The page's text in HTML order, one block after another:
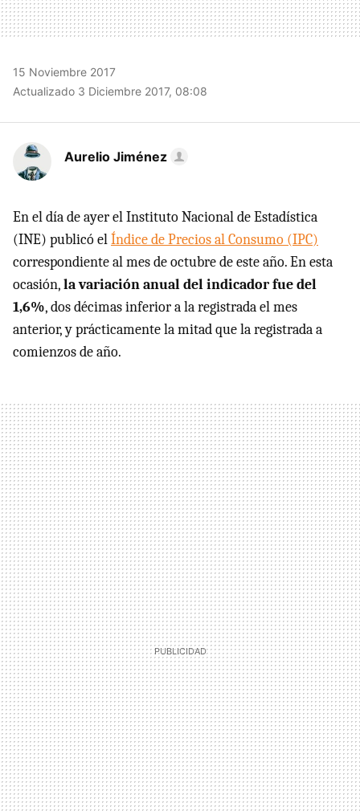
15 Noviembre 2017
Actualizado 3 Diciembre 2017, 08:08
Aurelio Jiménez
En el día de ayer el Instituto Nacional de Estadística
(INE) publicó elÍndice de Precios al Consumo (IPC)
correspondiente al mes de octubre de este año. En esta
ocasión,la variación anual del indicador fue del
1,6%, dos décimas inferior a la registrada el mes
anterior, y prácticamente la mitad que la registrada a
comienzos de año.